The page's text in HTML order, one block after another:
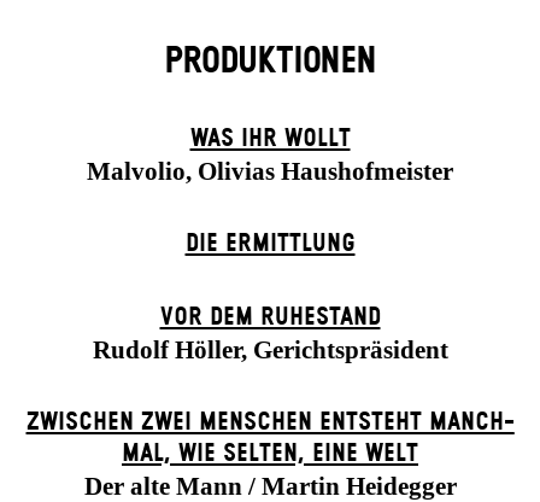
PRODUKTIONEN
WAS IHR WOLLT
Malvolio, Olivias Haushofmeister
DIE ERMITTLUNG
VOR DEM RUHESTAND
Rudolf Höller, Gerichtspräsident
ZWISCHEN ZWEI MENSCHEN ENT­STEHT MANCH­
MAL, WIE SELTEN, EINE WELT
Der alte Mann / Martin Heidegger